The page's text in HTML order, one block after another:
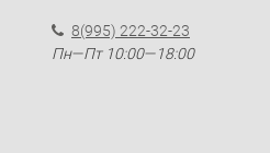
8(995) 222-32-23
Пн—Пт 10:00—18:00